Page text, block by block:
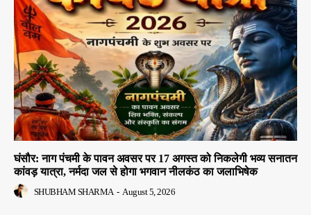
घंसौर: नाग पंचमी के पावन अवसर पर 17 अगस्त को निकलेगी भव्य सनातन
कांवड़ यात्रा, नर्मदा जल से होगा भगवान नीलकंठ का जलाभिषेक
SHUBHAM SHARMA - August 5, 2026